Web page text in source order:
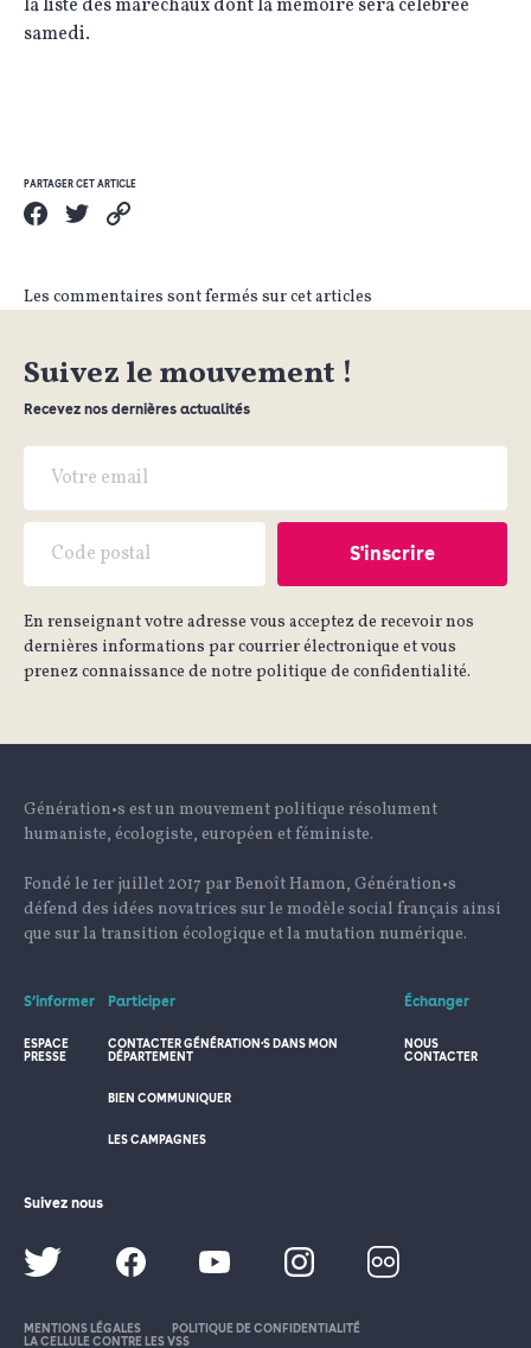
la liste des maréchaux dont la mémoire sera célébrée
samedi.
PARTAGER CET ARTICLE
Les commentaires sont fermés sur cet articles
Suivez le mouvement !
Recevez nos dernières actualités
En renseignant votre adresse vous acceptez de recevoir nos
dernières informations par courrier électronique et vous
prenez connaissance de notre politique de confidentialité.
Génération•s est un mouvement politique résolument
humaniste, écologiste, européen et féministe.
Fondé le 1er juillet 2017 par Benoît Hamon, Génération•s
défend des idées novatrices sur le modèle social français ainsi
que sur la transition écologique et la mutation numérique.
S’informer
ESPACE
PRESSE
Participer
CONTACTER GÉNÉRATION·S DANS MON
DÉPARTEMENT
BIEN COMMUNIQUER
LES CAMPAGNES
Échanger
NOUS
CONTACTER
Suivez nous
MENTIONS LÉGALES
POLITIQUE DE CONFIDENTIALITÉ
LA CELLULE CONTRE LES VSS